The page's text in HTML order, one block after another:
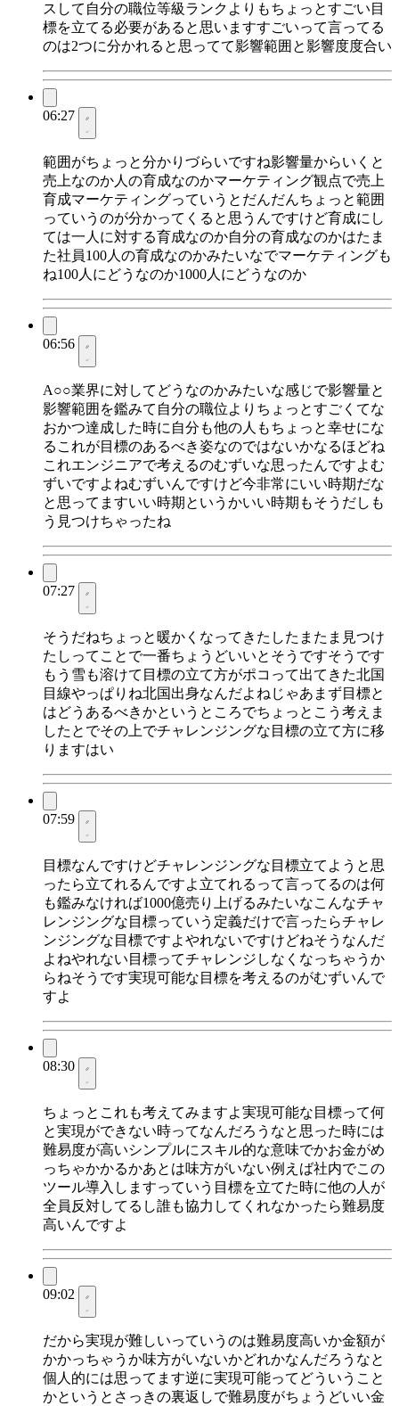
スして自分の職位等級ランクよりもちょっとすごい目
標を立てる必要があると思いますすごいって言ってる
のは2つに分かれると思ってて影響範囲と影響度度合い
06:27
範囲がちょっと分かりづらいですね影響量からいくと
売上なのか人の育成なのかマーケティング観点で売上
育成マーケティングっていうとだんだんちょっと範囲
っていうのが分かってくると思うんですけど育成にし
ては一人に対する育成なのか自分の育成なのかはたま
た社員100人の育成なのかみたいなでマーケティングも
ね100人にどうなのか1000人にどうなのか
06:56
A○○業界に対してどうなのかみたいな感じで影響量と
影響範囲を鑑みて自分の職位よりちょっとすごくてな
おかつ達成した時に自分も他の人もちょっと幸せにな
るこれが目標のあるべき姿なのではないかなるほどね
これエンジニアで考えるのむずいな思ったんですよむ
ずいですよねむずいんですけど今非常にいい時期だな
と思ってますいい時期というかいい時期もそうだしも
う見つけちゃったね
07:27
そうだねちょっと暖かくなってきたしたまたま見つけ
たしってことで一番ちょうどいいとそうですそうです
もう雪も溶けて目標の立て方がポコって出てきた北国
目線やっぱりね北国出身なんだよねじゃあまず目標と
はどうあるべきかというところでちょっとこう考えま
したとでその上でチャレンジングな目標の立て方に移
りますはい
07:59
目標なんですけどチャレンジングな目標立てようと思
ったら立てれるんですよ立てれるって言ってるのは何
も鑑みなければ1000億売り上げるみたいなこんなチャ
レンジングな目標っていう定義だけで言ったらチャレ
ンジングな目標ですよやれないですけどねそうなんだ
よねやれない目標ってチャレンジしなくなっちゃうか
らねそうです実現可能な目標を考えるのがむずいんで
すよ
08:30
ちょっとこれも考えてみますよ実現可能な目標って何
と実現ができない時ってなんだろうなと思った時には
難易度が高いシンプルにスキル的な意味でかお金がめ
っちゃかかるかあとは味方がいない例えば社内でこの
ツール導入しますっていう目標を立てた時に他の人が
全員反対してるし誰も協力してくれなかったら難易度
高いんですよ
09:02
だから実現が難しいっていうのは難易度高いか金額が
かかっちゃうか味方がいないかどれかなんだろうなと
個人的には思ってます逆に実現可能ってどういうこと
かというとさっきの裏返しで難易度がちょうどいい金